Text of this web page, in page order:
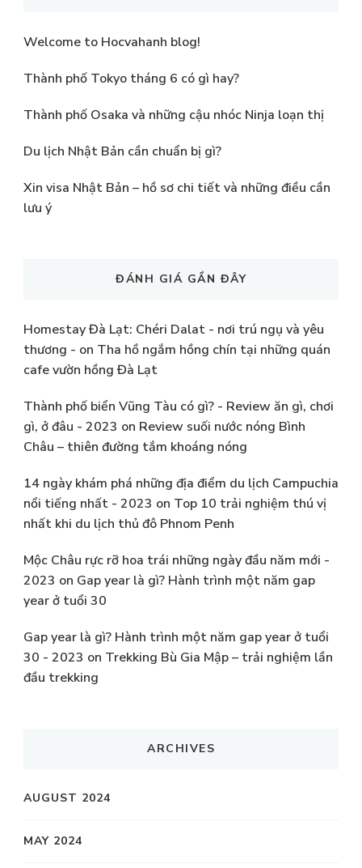
Welcome to Hocvahanh blog!
Thành phố Tokyo tháng 6 có gì hay?
Thành phố Osaka và những cậu nhóc Ninja loạn thị
Du lịch Nhật Bản cần chuẩn bị gì?
Xin visa Nhật Bản – hồ sơ chi tiết và những điều cần
lưu ý
ĐÁNH GIÁ GẦN ĐÂY
Homestay Đà Lạt: Chéri Dalat - nơi trú ngụ và yêu
thương - on Tha hồ ngắm hồng chín tại những quán
cafe vườn hồng Đà Lạt
Thành phố biển Vũng Tàu có gì? - Review ăn gì, chơi
gì, ở đâu - 2023 on Review suối nước nóng Bình
Châu – thiên đường tắm khoáng nóng
14 ngày khám phá những địa điểm du lịch Campuchia
nổi tiếng nhất - 2023 on Top 10 trải nghiệm thú vị
nhất khi du lịch thủ đô Phnom Penh
Mộc Châu rực rỡ hoa trái những ngày đầu năm mới -
2023 on Gap year là gì? Hành trình một năm gap
year ở tuổi 30
Gap year là gì? Hành trình một năm gap year ở tuổi
30 - 2023 on Trekking Bù Gia Mập – trải nghiệm lần
đầu trekking
ARCHIVES
AUGUST 2024
MAY 2024